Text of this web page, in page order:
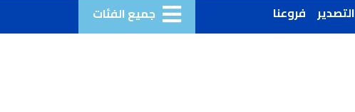
التصدير فروعنا جميع الفئات